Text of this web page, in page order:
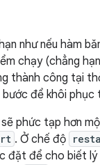
như nếu hàm
chạy (chẳng
thành công tại
để khôi phục
phức tạp hơn
. Ở chế độ
đặt để cho biết lý